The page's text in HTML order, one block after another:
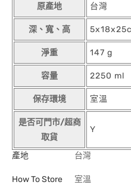
原產地 台灣
深、寬、高
淨重 147 g
容量 2250 ml
保存環境 室溫
是否可門市/超商
取貨
Y
產地 台灣
How To Store 室溫